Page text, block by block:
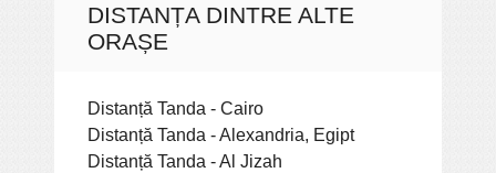
DISTANȚA DINTRE ALTE
ORAȘE
Distanță Tanda - Cairo
Distanță Tanda - Alexandria, Egipt
Distanță Tanda - Al Jizah